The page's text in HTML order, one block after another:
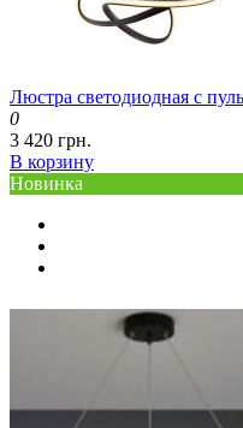
Люстра светодиодная с
0
3 420 грн.
В корзину
Новинка